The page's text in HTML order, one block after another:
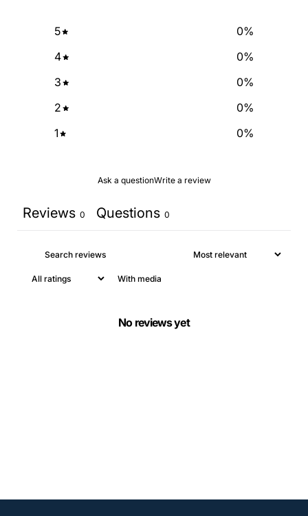
5 0%
4
0%
3
0%
2
0%
1
0%
Ask a questionWrite a review
Reviews 0 Questions 0
With media
No reviews yet